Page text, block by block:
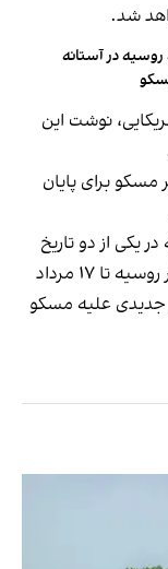
شد.
در آستانه
نوشت این
مسکو برای پایان
یکی از دو تاریخ
۱۵ یا ۱۶ مرداد خبر داده و اعلام کرده بود اگر روسیه تا ۱۷ مرداد
جدیدی علیه مسکو